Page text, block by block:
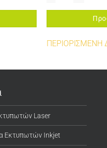
ΠΕΡΙΟΡΙΣΜΕΝΗ
Laser
Εκτυπωτών Inkjet